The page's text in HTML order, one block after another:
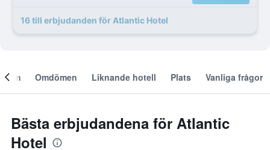
16 till erbjudanden för Atlantic Hotel
Om Omdömen Liknande hotell Plats Vanliga frågor
Bästa erbjudandena för Atlantic
Hotel